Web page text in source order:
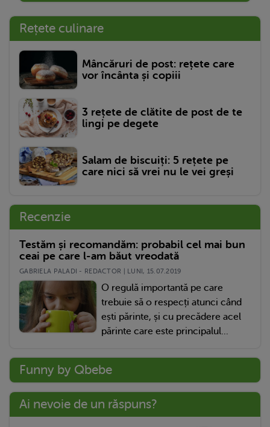
Rețete culinare
Mâncăruri de post: rețete care
vor încânta și copiii
3 rețete de clătite de post de te
lingi pe degete
Salam de biscuiți: 5 rețete pe
care nici să vrei nu le vei greși
Recenzie
Testăm și recomandăm: probabil cel mai bun
ceai pe care l-am băut vreodată
GABRIELA PALADI - REDACTOR | LUNI, 15.07.2019
O regulă importantă pe care
trebuie să o respecți atunci când
ești părinte, și cu precădere acel
părinte care este principalul...
Funny by Qbebe
Ai nevoie de un răspuns?